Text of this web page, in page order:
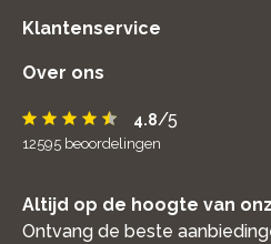
Klantenservice
Over ons
4.8/5
12595 beoordelingen
Altijd op de hoogte van
Ontvang de beste